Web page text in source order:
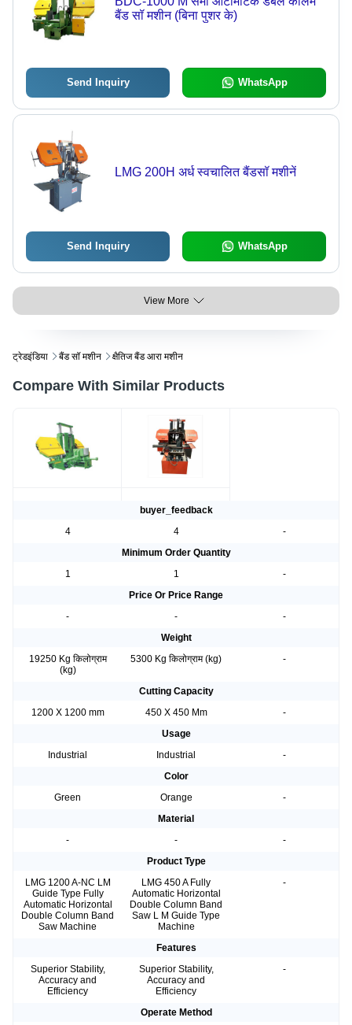
बैंड सॉ मशीन (बिना पुशर के)
Send Inquiry WhatsApp
LMG 200H अर्ध स्वचालित बैंडसॉ मशीनें
Send Inquiry WhatsApp
View More
ट्रेडइंडिया बैंड सॉ मशीन क्षैतिज बैंड आरा मशीन
Compare With Similar Products
buyer_feedback
4
4
-
Minimum Order Quantity
1
1
-
Price Or Price Range
-
-
-
Weight
19250 Kg किलोग्राम
(kg)
5300 Kg किलोग्राम (kg) -
Cutting Capacity
1200 X 1200 mm
450 X 450 Mm
-
Usage
Industrial
Industrial
-
Color
Green
Orange
-
Material
-
-
-
Product Type
LMG 1200 A-NC LM
Guide Type Fully
Automatic Horizontal
Double Column Band
Saw Machine
LMG 450 A Fully
Automatic Horizontal
Double Column Band
Saw L M Guide Type
Machine
-
Features
Superior Stability,
Accuracy and
Efficiency
Superior Stability,
Accuracy and
Efficiency
-
Operate Method